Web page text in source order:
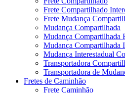
Frete Compartilhado
Frete Mudança
Mudança Compartilhada
Mudança Compartilhada
Mudança Compartilhada
Mudança Interestadual
Transportadora
Transportadora de
Fretes de Caminhão
Frete Caminhão